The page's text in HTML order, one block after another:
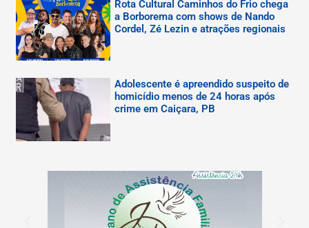
Rota Cultural Caminhos do Frio chega
a Borborema com shows de Nando
Cordel, Zé Lezin e atrações regionais
Adolescente é apreendido suspeito de
homicídio menos de 24 horas após
crime em Caiçara, PB